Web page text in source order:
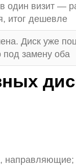
один визит —
итог дешевле
Диск уже
под замену оба
направляющие;